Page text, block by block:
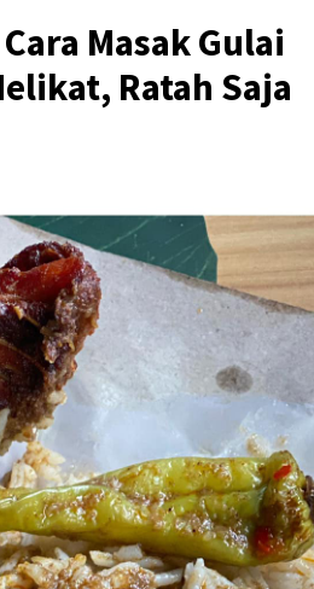
Masak Gulai
Ratah Saja